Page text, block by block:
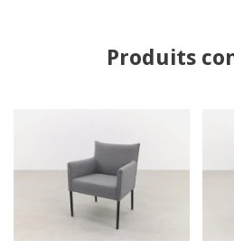
Produits